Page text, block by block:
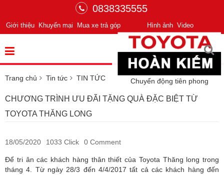
0838335555
Hình ảnh Video
Giới thiệu Khuyến mại Mua xe trả góp
Chuyển động tiên phong
Trang chủ Tin tức TIN TỨC
CHƯƠNG TRÌNH ƯU ĐÃI TẶNG QUÀ ĐẶC BIỆT TỪ
TOYOTA THĂNG LONG
18/05/2020 1033 Click 0 Comment
Để tri ân các khách hàng thân thiết của Toyota Thăng long trong
tháng 4. Từ ngày 28/3 đến 4/4/2017 tất cả các khách hàng đến